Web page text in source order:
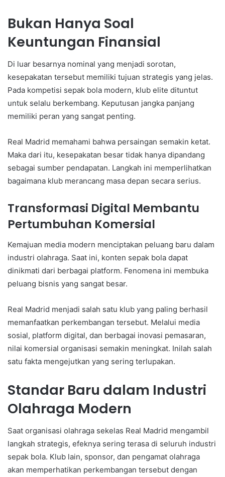
Bukan Hanya Soal
Keuntungan Finansial
Di luar besarnya nominal yang menjadi sorotan,
kesepakatan tersebut memiliki tujuan strategis yang jelas.
Pada kompetisi sepak bola modern, klub elite dituntut
untuk selalu berkembang. Keputusan jangka panjang
memiliki peran yang sangat penting.
Real Madrid memahami bahwa persaingan semakin ketat.
Maka dari itu, kesepakatan besar tidak hanya dipandang
sebagai sumber pendapatan. Langkah ini memperlihatkan
bagaimana klub merancang masa depan secara serius.
Transformasi Digital Membantu
Pertumbuhan Komersial
Kemajuan media modern menciptakan peluang baru dalam
industri olahraga. Saat ini, konten sepak bola dapat
dinikmati dari berbagai platform. Fenomena ini membuka
peluang bisnis yang sangat besar.
Real Madrid menjadi salah satu klub yang paling berhasil
memanfaatkan perkembangan tersebut. Melalui media
sosial, platform digital, dan berbagai inovasi pemasaran,
nilai komersial organisasi semakin meningkat. Inilah salah
satu fakta mengejutkan yang sering terlupakan.
Standar Baru dalam Industri
Olahraga Modern
Saat organisasi olahraga sekelas Real Madrid mengambil
langkah strategis, efeknya sering terasa di seluruh industri
sepak bola. Klub lain, sponsor, dan pengamat olahraga
akan memperhatikan perkembangan tersebut dengan